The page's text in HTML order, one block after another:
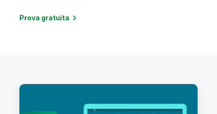
Prova gratuita